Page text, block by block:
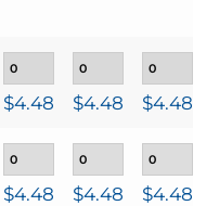
$4.48 $4.48 $4.48
$4.48 $4.48 $4.48